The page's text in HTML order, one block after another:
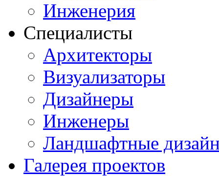
Инженерия
Специалисты
Архитекторы
Визуализаторы
Дизайнеры
Инженеры
Ландшафтные
Галерея проектов